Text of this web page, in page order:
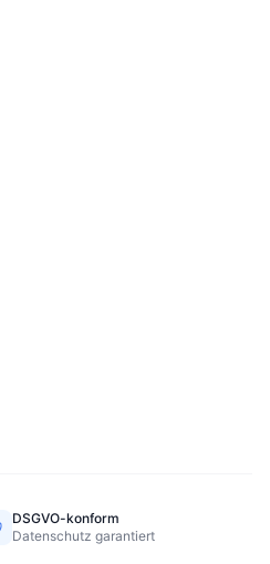
DSGVO-konform
Datenschutz garantiert